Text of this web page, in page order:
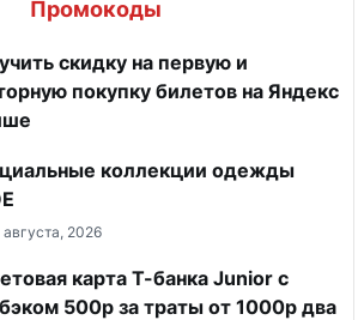
Промокоды
скидку на первую и
покупку билетов на Яндекс
коллекции одежды
2026
карта Т-банка Junior с
500р за траты от 1000р два